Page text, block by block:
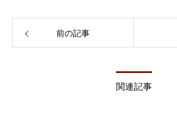
前の記事
関連記事